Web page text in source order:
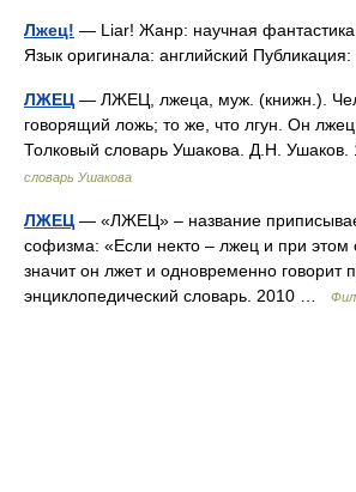
Лжец! — Liar! Жанр: научная фантастика
Язык оригинала: английский
ЛЖЕЦ — ЛЖЕЦ, лжеца, муж. (книжн.).
говорящий ложь; то же, что лгун. Он лжец
Толковый словарь Ушакова. Д.Н.
словарь Ушакова
ЛЖЕЦ — «ЛЖЕЦ» – название
софизма: «Если некто – лжец и при этом
значит он лжет и одновременно говорит
энциклопедический словарь. 2010 …